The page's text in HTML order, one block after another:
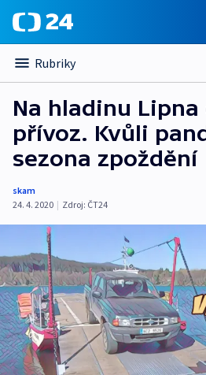
Rubriky
Na hladinu
přívoz. Kvůli
sezona zpoždění
skam
24. 4. 2020 | Zdroj: ČT24